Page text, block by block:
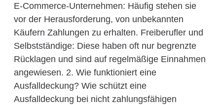
E-Commerce-Unternehmen: Häufig stehen sie
vor der Herausforderung, von unbekannten
Käufern Zahlungen zu erhalten. Freiberufler und
Selbstständige: Diese haben oft nur begrenzte
Rücklagen und sind auf regelmäßige Einnahmen
angewiesen. 2. Wie funktioniert eine
Ausfalldeckung? Wie schützt eine
Ausfalldeckung bei nicht zahlungsfähigen